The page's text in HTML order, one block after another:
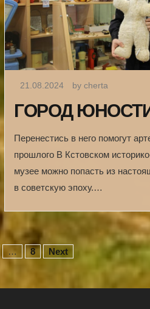
21.08.2024 by cherta
ГОРОД
Перенестись в него помогут
прошлого В Кстовском
музее можно попасть из
в советскую эпоху.…
… 8 Next